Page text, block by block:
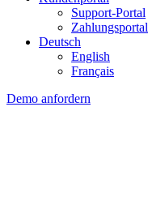
Support-Portal
Zahlungsportal
Deutsch
English
Français
Demo anfordern